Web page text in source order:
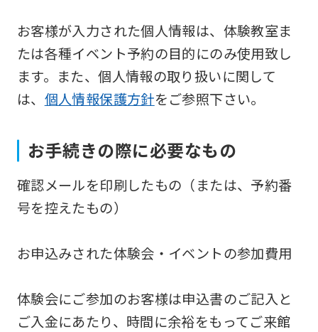
お客様が入力された個人情報は、体験教室ま
たは各種イベント予約の目的にのみ使用致し
ます。また、個人情報の取り扱いに関して
は、 個人情報保護方針をご参照下さい。
お手続きの際に必要なもの
確認メールを印刷したもの（または、予約番
号を控えたもの）
お申込みされた体験会・イベントの参加費用
体験会にご参加のお客様は申込書のご記入と
ご入金にあたり、時間に余裕をもってご来館
Japanese
version
of
this
website
be
translated
it
not
be